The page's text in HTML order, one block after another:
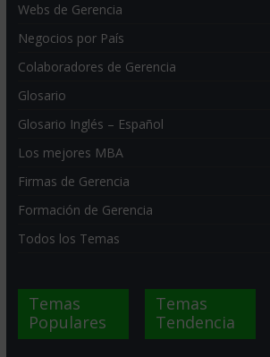
Webs de Gerencia
Negocios por País
Colaboradores de Gerencia
Glosario
Glosario Inglés – Español
Los mejores MBA
Firmas de Gerencia
Formación de Gerencia
Todos los Temas
Temas
Populares
Temas
Tendencia